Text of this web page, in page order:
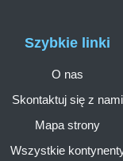
Szybkie linki
O nas
Skontaktuj się z nami
Mapa strony
Wszystkie